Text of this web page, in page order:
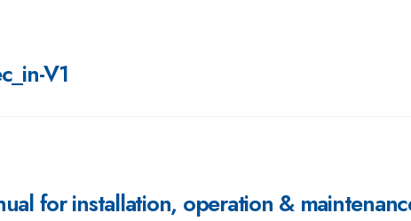
V1
for installation, operation &